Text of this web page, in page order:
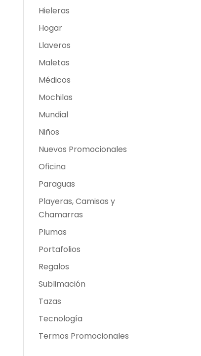
Hieleras
Hogar
Llaveros
Maletas
Médicos
Mochilas
Mundial
Niños
Nuevos Promocionales
Oficina
Paraguas
Playeras, Camisas y
Chamarras
Plumas
Portafolios
Regalos
Sublimación
Tazas
Tecnología
Termos Promocionales